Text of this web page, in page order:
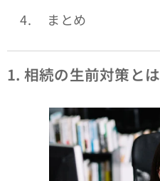
4. まとめ
1. 相続の生前対策とは